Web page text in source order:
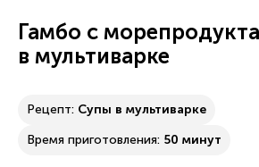
Гамбо с
в мультиварке
Рецепт: Супы в мультиварке
Время приготовления: 50 минут